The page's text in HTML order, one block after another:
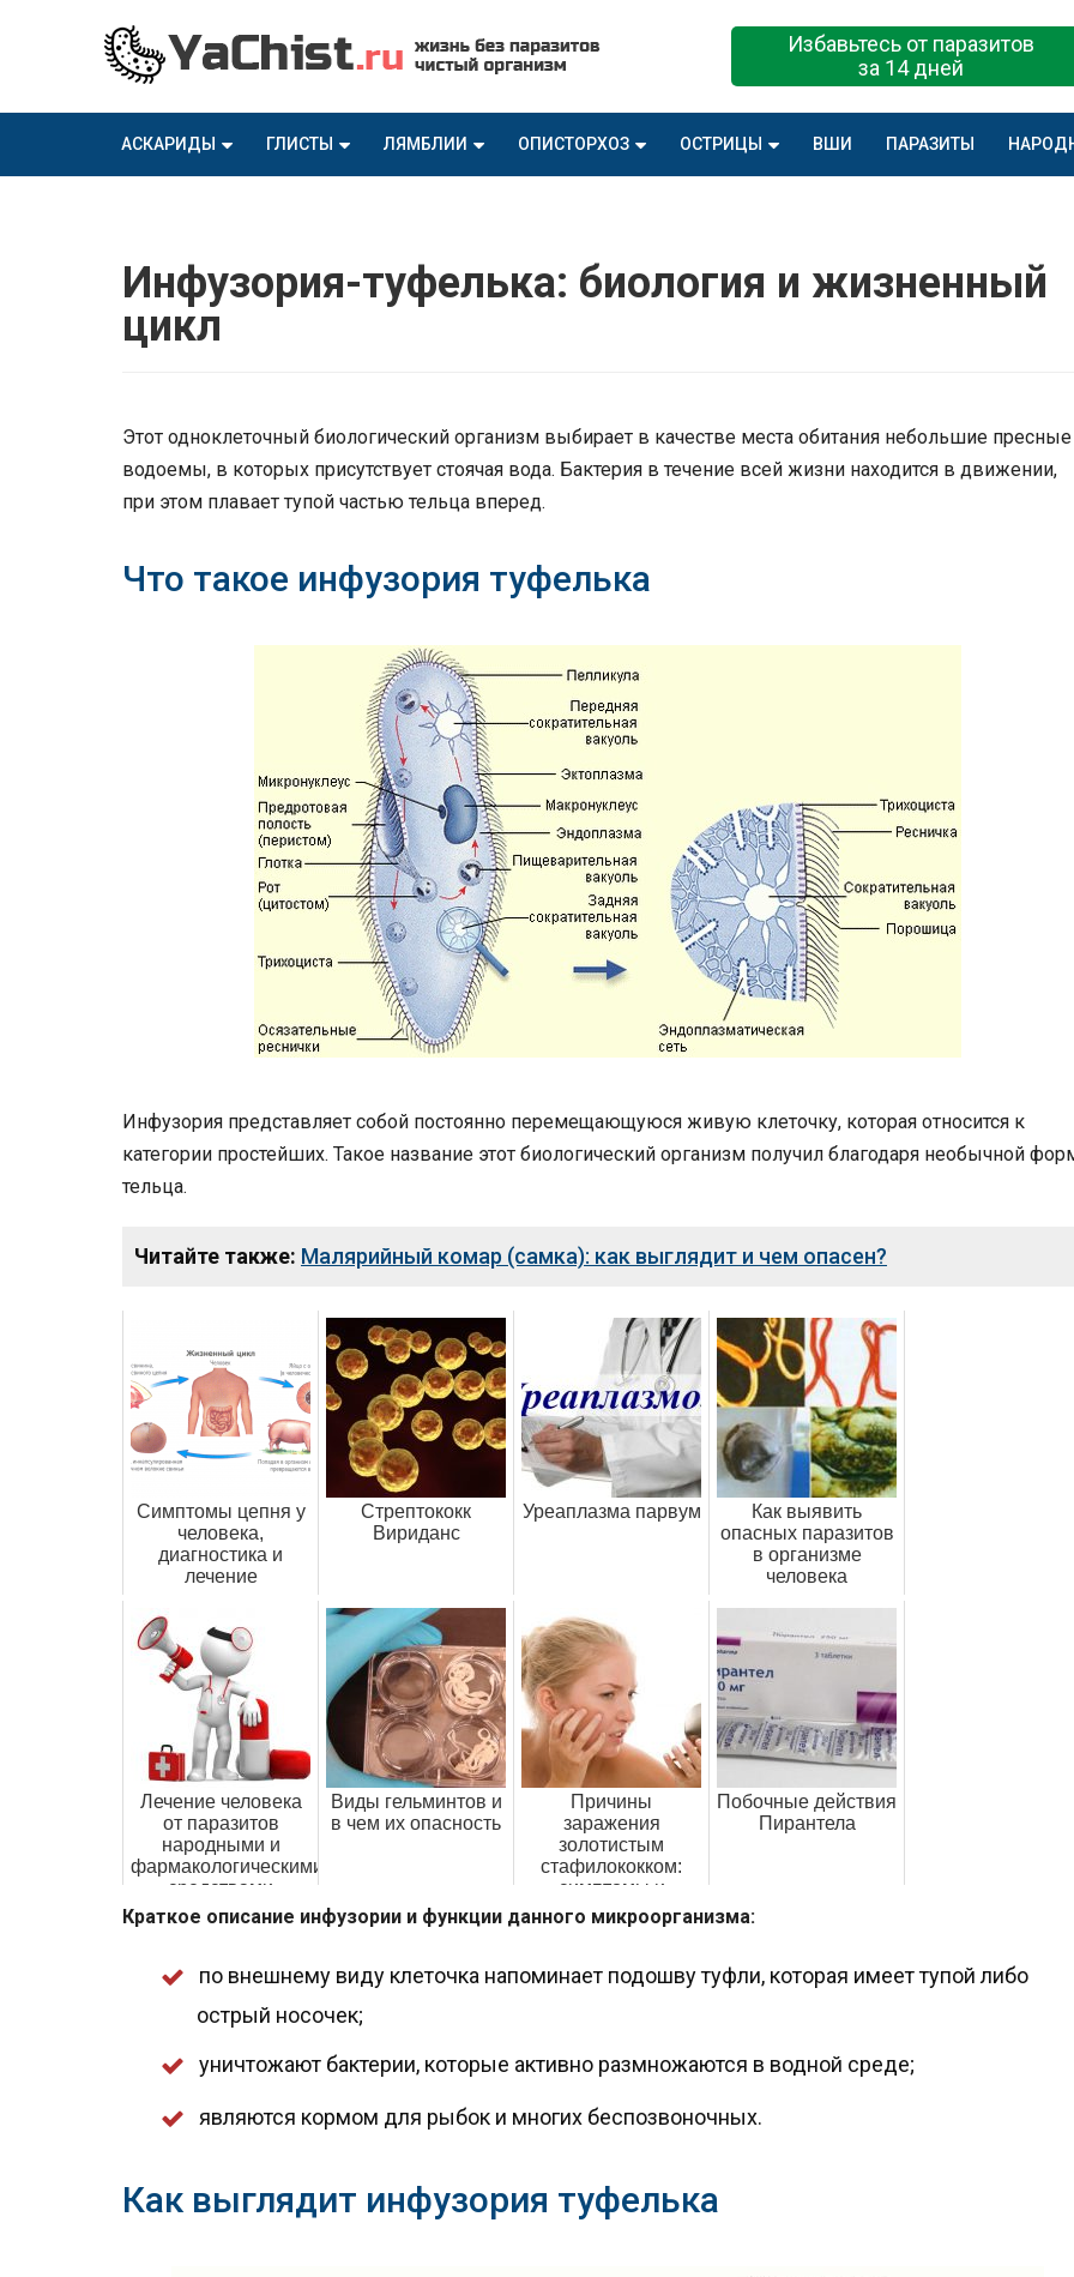
Избавьтесь от паразитов
за 14 дней
АСКАРИДЫ ГЛИСТЫ ЛЯМБЛИИ ОПИСТОРХОЗ ОСТРИЦЫ ВШИ ПАРАЗИТЫ
Инфузория-туфелька: биология и жизненный
цикл
Этот одноклеточный биологический организм выбирает в качестве места обитания небольшие пресные
водоемы, в которых присутствует стоячая вода. Бактерия в течение всей жизни находится в движении,
при этом плавает тупой частью тельца вперед.
Что такое инфузория туфелька
Инфузория представляет собой постоянно перемещающуюся живую клеточку, которая относится к
категории простейших. Такое название этот биологический организм получил благодаря необычной
тельца.
Читайте также: Малярийный комар (самка): как выглядит и чем опасен?
Симптомы цепня у
человека,
диагностика и
лечение
Стрептококк
Вириданс
Уреаплазма парвум
Как выявить
опасных паразитов
в организме
человека
Лечение человека
от паразитов
народными и
фармакологическими
средствами
Виды гельминтов и
в чем их опасность
Причины
заражения
золотистым
стафилококком:
симптомы и
лечение у взрослых
Побочные действия
Пирантела
Краткое описание инфузории и функции данного микроорганизма:
по внешнему виду клеточка напоминает подошву туфли, которая имеет тупой либо
острый носочек;
уничтожают бактерии, которые активно размножаются в водной среде;
являются кормом для рыбок и многих беспозвоночных.
Как выглядит инфузория туфелька